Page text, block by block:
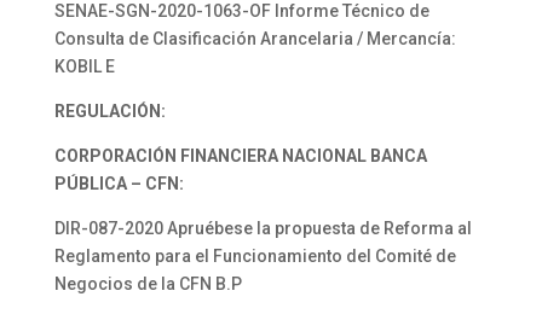
SENAE-SGN-2020-1063-OF Informe Técnico de
Consulta de Clasificación Arancelaria / Mercancía:
KOBIL E
REGULACIÓN:
CORPORACIÓN FINANCIERA NACIONAL BANCA
PÚBLICA – CFN:
DIR-087-2020 Apruébese la propuesta de Reforma al
Reglamento para el Funcionamiento del Comité de
Negocios de la CFN B.P